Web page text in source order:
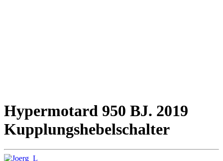
Hypermotard 950 BJ. 2019
Kupplungshebelschalter